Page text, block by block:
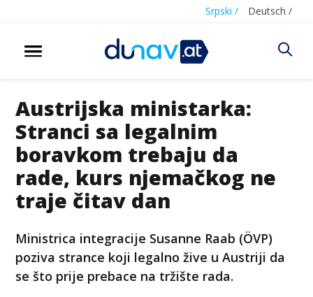
Srpski / Deutsch /
Austrijska ministarka:
Stranci sa legalnim
boravkom trebaju da
rade, kurs njemačkog ne
traje čitav dan
Ministrica integracije Susanne Raab (ÖVP)
poziva strance koji legalno žive u Austriji da
se što prije prebace na tržište rada.